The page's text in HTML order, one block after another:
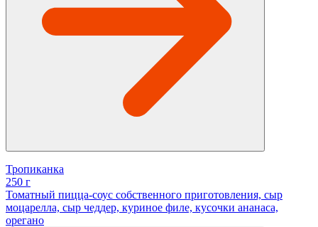
Тропиканка
250 г
Томатный пицца-соус собственного приготовления, сыр
моцарелла, сыр чеддер, куриное филе, кусочки ананаса,
орегано